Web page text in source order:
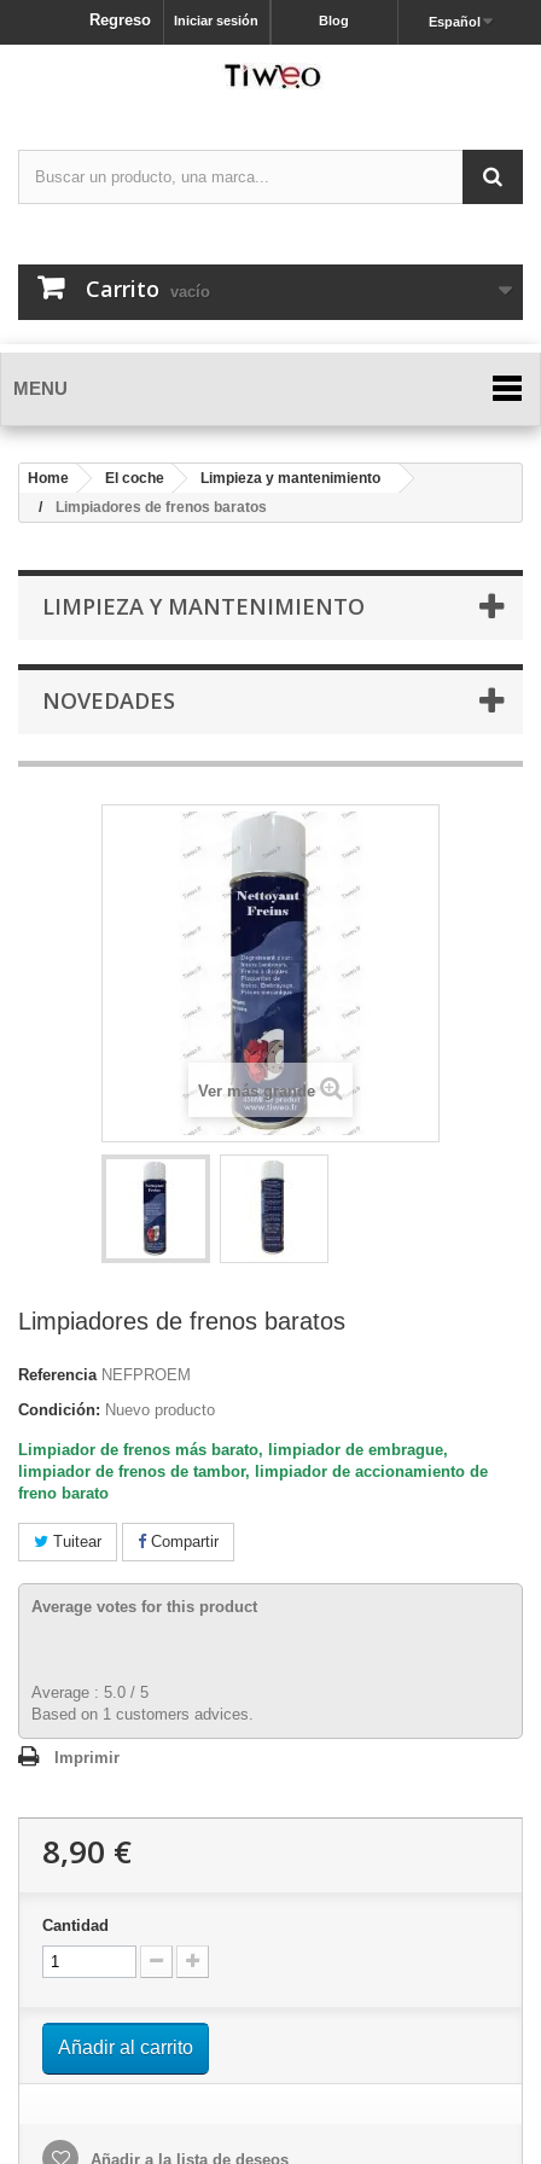
Español
Blog
Iniciar sesión
Regreso
Carrito vacío
MENU
Home El coche
Limpieza y mantenimiento
Limpiadores de frenos baratos
LIMPIEZA Y MANTENIMIENTO
NOVEDADES
Ver más grande
Limpiadores de frenos baratos
Referencia NEFPROEM
Condición: Nuevo producto
Limpiador de frenos más barato, limpiador de embrague,
limpiador de frenos de tambor, limpiador de accionamiento de
freno barato
Tuitear Compartir
Average votes for this product
Average : 5.0 / 5
Based on 1 customers advices.
Imprimir
8,90 €
Cantidad
Añadir al carrito
Añadir a la lista de deseos